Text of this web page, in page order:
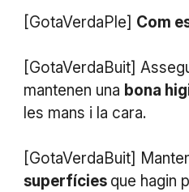
[GotaVerdaPle] Com
[GotaVerdaBuit]
mantenen una bona
les mans i la cara.
[GotaVerdaBuit]
superfícies que hagin